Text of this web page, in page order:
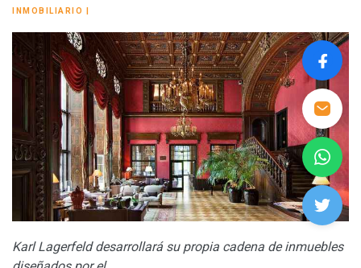
INMOBILIARIO
Karl Lagerfeld desarrollará su propia cadena de inmuebles